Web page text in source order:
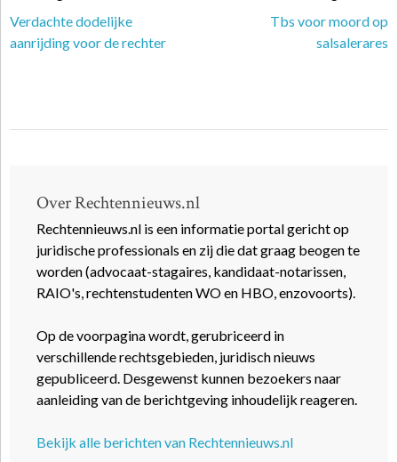
Verdachte dodelijke
aanrijding voor de rechter
Tbs voor moord op
salsalerares
Over Rechtennieuws.nl
Rechtennieuws.nl is een informatie portal gericht op
juridische professionals en zij die dat graag beogen te
worden (advocaat-stagaires, kandidaat-notarissen,
RAIO's, rechtenstudenten WO en HBO, enzovoorts).
Op de voorpagina wordt, gerubriceerd in
verschillende rechtsgebieden, juridisch nieuws
gepubliceerd. Desgewenst kunnen bezoekers naar
aanleiding van de berichtgeving inhoudelijk reageren.
Bekijk alle berichten van Rechtennieuws.nl